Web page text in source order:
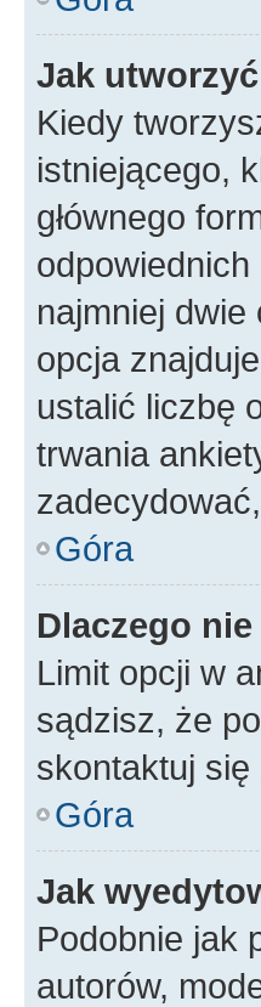
Jak
Kiedy
istniejącego,
głównego
najmniej
opcja
ustalić liczbę
trwania
Góra
Dlaczego
Limit opcji w
sądzisz, że
skontaktuj
Góra
Jak
Podobnie jak
autorów,